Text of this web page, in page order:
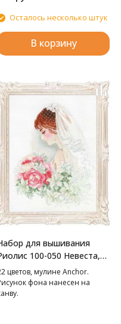
Осталось несколько штук
В корзину
для вышивания
100-050 Невеста,
см
цветов, мулине Anchor.
фона нанесен на